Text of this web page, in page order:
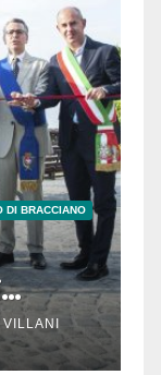
DI BRACCIANO
VILLANI